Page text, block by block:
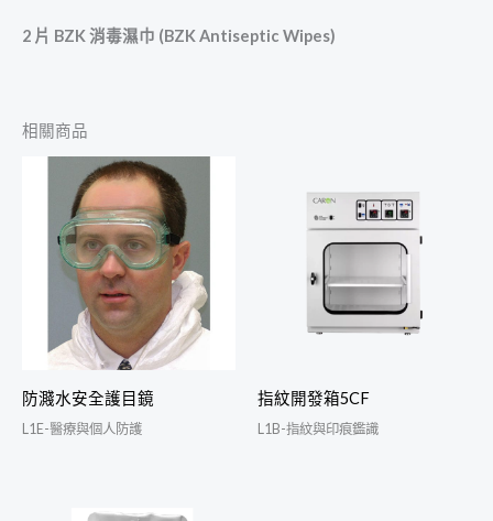
2 片 BZK 消毒濕巾 (BZK Antiseptic Wipes)
相關商品
防濺水安全護目鏡
L1E-醫療與個人防護
指紋開發箱5CF
L1B-指紋與印痕鑑識